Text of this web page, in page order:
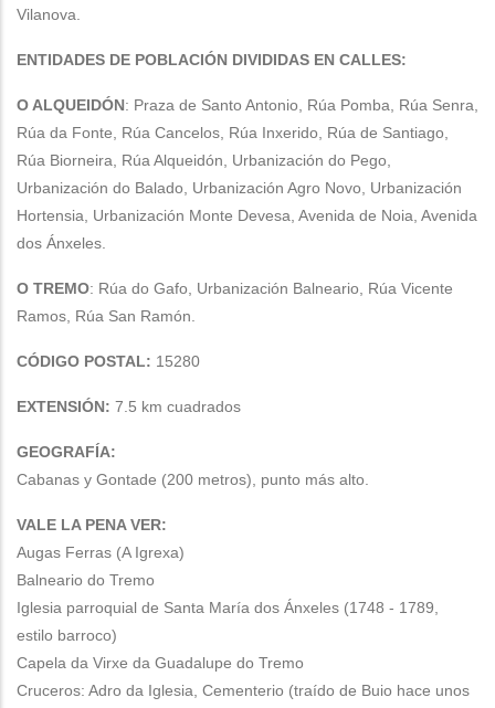
Vilanova.
ENTIDADES DE POBLACIÓN DIVIDIDAS EN CALLES:
O ALQUEIDÓN: Praza de Santo Antonio, Rúa Pomba, Rúa Senra,
Rúa da Fonte, Rúa Cancelos, Rúa Inxerido, Rúa de Santiago,
Rúa Biorneira, Rúa Alqueidón, Urbanización do Pego,
Urbanización do Balado, Urbanización Agro Novo, Urbanización
Hortensia, Urbanización Monte Devesa, Avenida de Noia, Avenida
dos Ánxeles.
O TREMO: Rúa do Gafo, Urbanización Balneario, Rúa Vicente
Ramos, Rúa San Ramón.
CÓDIGO POSTAL: 15280
EXTENSIÓN: 7.5 km cuadrados
GEOGRAFÍA:
Cabanas y Gontade (200 metros), punto más alto.
VALE LA PENA VER:
Augas Ferras (A Igrexa)
Balneario do Tremo
Iglesia parroquial de Santa María dos Ánxeles (1748 - 1789,
estilo barroco)
Capela da Virxe da Guadalupe do Tremo
Cruceros: Adro da Iglesia, Cementerio (traído de Buio hace unos